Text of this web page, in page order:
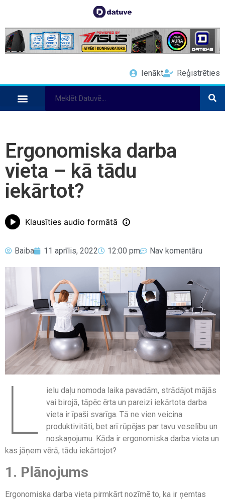
Ienākt Reģistrēties
Ergonomiska darba
vieta – kā tādu
iekārtot?
Klausīties audio formātā
Baiba 11 aprīlis, 2022 12:00 pm Nav komentāru
L
ielu daļu nomoda laika pavadām, strādājot mājās
vai birojā, tāpēc ērta un pareizi iekārtota darba
vieta ir īpaši svarīga. Tā ne vien veicina
produktivitāti, bet arī rūpējas par tavu veselību un
noskaņojumu. Kāda ir ergonomiska darba vieta un
kas jāņem vērā, tādu iekārtojot?
1. Plānojums
Ergonomiska darba vieta pirmkārt nozīmē to, ka ir ņemtas